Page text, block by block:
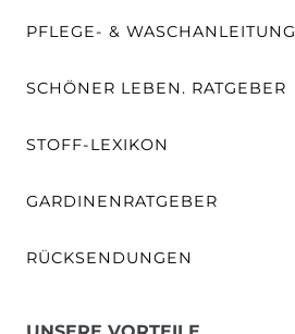
PFLEGE- & WASCHANLEITUNG
SCHÖNER LEBEN. RATGEBER
STOFF-LEXIKON
GARDINENRATGEBER
RÜCKSENDUNGEN